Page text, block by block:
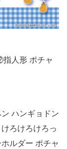
人形 ポチャ
ハンギョドン
ろけろけろっ
ルダー ポチャ